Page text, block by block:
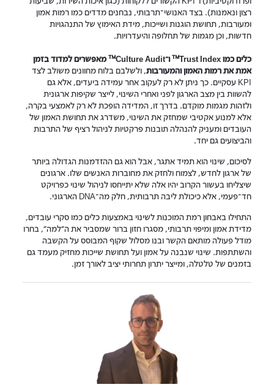
רצון ונאמנות). בצד האנושי־תרבותי, נבחנים מדדים כמו רמות אמון
ומעורבות, תחושת הוגנות ושייכות, מידת האימוץ של התנהגויות
חדשות, וכן מגמות של תחלופה והיעדרויות.
כלים כמו Trust Index ™ו־Culture Audit ™מאפשרים למדוד בזמן
אמת את רמות האמון והמעורבות, ולשלבם בלוח מחוונים משולב לצד
KPI עסקיים. כך ניתן לא רק לעקוב אחר עמידה ביעדים, אלא גם
להשוות בין מצב הארגון לפני ואחרי השינוי, לייצר שקיפות ארגונית
ולזהות מגמות מוקדם. בדרך זו, המדידה הופכת לא רק לאמצעי בקרה,
אלא למנוע אקטיבי שמחזק את השינוי, משדרג את תחושת האמון של
העובדים ומעניק להנהלה תובנות פרקטיות לניהול רציף של התרבות
והביצועים גם יחד.
לסיכום, שינוי הוא תמיד אתגר, אבל הוא גם ההזדמנות הגדולה ביותר
של ארגון לחדש, לצמוח ולחזק את מחוברות האנשים שלו. ארגונים
שיצליחו בעשור הקרוב יהיו אלה שלא יתייחסו לניהול שינוי כפרויקט
חד־פעמי, אלא כיכולת ליבה תרבותית, חלק מה־DNA הארגוני.
התחילו באבחון רמת המוכנות לשינוי באמצעות כלים כמו סקרי עובדים,
מדידת אמון ומיפוי תרבותי, מסגרו חזון ברור שמסביר את ה"למה", בחרו
מודל פעולה מותאם הקשר ובנו מסלול שקוף המבוסס על הקשבה
והשתתפות. שינוי שנבנה על אמון ועל תחושת שייכות מחזיק מעמד גם
בזמנים של טלטלה, ומייצר יתרון תחרותי יציב לאורך זמן.